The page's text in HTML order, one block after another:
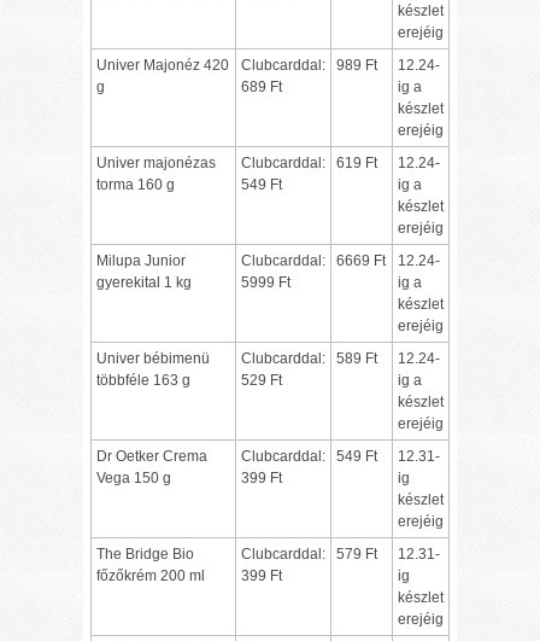
készlet
erejéig
Univer Majonéz 420
g
Clubcarddal:
689 Ft
989 Ft
12.24-
ig a
készlet
erejéig
Univer majonézas
torma 160 g
Clubcarddal:
549 Ft
619 Ft
12.24-
ig a
készlet
erejéig
Milupa Junior
gyerekital 1 kg
Clubcarddal:
5999 Ft
6669 Ft
12.24-
ig a
készlet
erejéig
Univer bébimenü
többféle 163 g
Clubcarddal:
529 Ft
589 Ft
12.24-
ig a
készlet
erejéig
Dr Oetker Crema
Vega 150 g
Clubcarddal:
399 Ft
549 Ft
12.31-
ig
készlet
erejéig
The Bridge Bio
főzőkrém 200 ml
Clubcarddal:
399 Ft
579 Ft
12.31-
ig
készlet
erejéig